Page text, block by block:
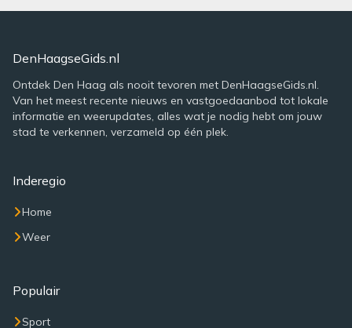
DenHaagseGids.nl
Ontdek Den Haag als nooit tevoren met DenHaagseGids.nl.
Van het meest recente nieuws en vastgoedaanbod tot lokale
informatie en weerupdates, alles wat je nodig hebt om jouw
stad te verkennen, verzameld op één plek.
Inderegio
Home
Weer
Populair
Sport